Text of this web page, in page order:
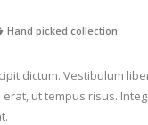
Hand picked collection
dictum. Vestibulum
ut tempus risus.